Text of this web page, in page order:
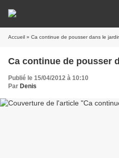
Accueil » Ca continue de pousser dans le
Ca continue de pousser
Publié le 15/04/2012 à 10:10
Par Denis